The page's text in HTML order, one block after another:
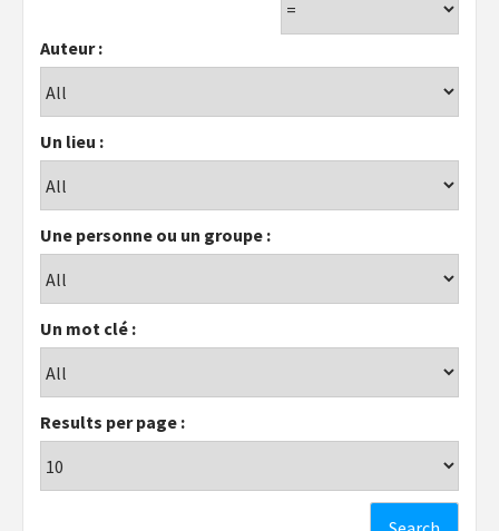
Auteur :
Un lieu :
Une personne ou un groupe :
Un mot clé :
Results per page :